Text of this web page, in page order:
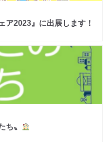
ア2023』に出展します！
ち〟